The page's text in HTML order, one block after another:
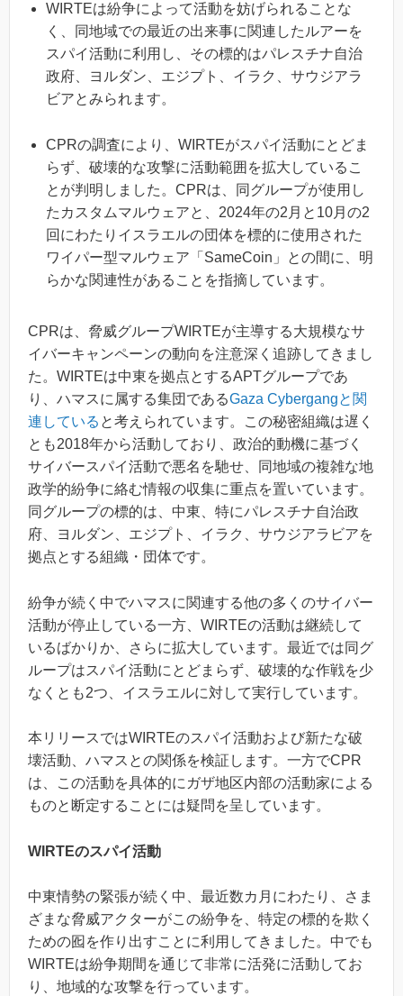
WIRTEは紛争によって活動を妨げられることな
く、同地域での最近の出来事に関連したルアーを
スパイ活動に利用し、その標的はパレスチナ自治
政府、ヨルダン、エジプト、イラク、サウジアラ
ビアとみられます。
CPRの調査により、WIRTEがスパイ活動にとどま
らず、破壊的な攻撃に活動範囲を拡大しているこ
とが判明しました。CPRは、同グループが使用し
たカスタムマルウェアと、2024年の2月と10月の2
回にわたりイスラエルの団体を標的に使用された
ワイパー型マルウェア「SameCoin」との間に、明
らかな関連性があることを指摘しています。
CPRは、脅威グループWIRTEが主導する大規模なサ
イバーキャンペーンの動向を注意深く追跡してきまし
た。WIRTEは中東を拠点とするAPTグループであ
り、ハマスに属する集団であるGaza Cybergangと関
連している と考えられています。この秘密組織は遅く
とも2018年から活動しており、政治的動機に基づく
サイバースパイ活動で悪名を馳せ、同地域の複雑な地
政学的紛争に絡む情報の収集に重点を置いています。
同グループの標的は、中東、特にパレスチナ自治政
府、ヨルダン、エジプト、イラク、サウジアラビアを
拠点とする組織・団体です。
紛争が続く中でハマスに関連する他の多くのサイバー
活動が停止している一方、WIRTEの活動は継続して
いるばかりか、さらに拡大しています。最近では同グ
ループはスパイ活動にとどまらず、破壊的な作戦を少
なくとも2つ、イスラエルに対して実行しています。
本リリースではWIRTEのスパイ活動および新たな破
壊活動、ハマスとの関係を検証します。一方でCPR
は、この活動を具体的にガザ地区内部の活動家による
ものと断定することには疑問を呈しています。
WIRTEのスパイ活動
中東情勢の緊張が続く中、最近数カ月にわたり、さま
ざまな脅威アクターがこの紛争を、特定の標的を欺く
ための囮を作り出すことに利用してきました。中でも
WIRTEは紛争期間を通じて非常に活発に活動してお
り、地域的な攻撃を行っています。